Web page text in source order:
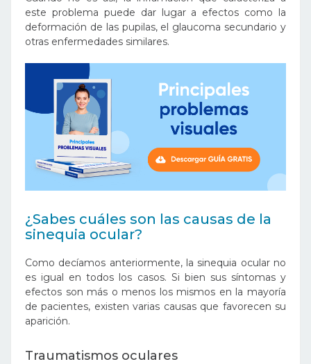
este problema puede dar lugar a efectos como la
deformación de las pupilas, el glaucoma secundario y
otras enfermedades similares.
¿Sabes cuáles son las causas de la
sinequia ocular?
Como decíamos anteriormente, la sinequia ocular no
es igual en todos los casos. Si bien sus síntomas y
efectos son más o menos los mismos en la mayoría
de pacientes, existen varias causas que favorecen su
aparición.
Traumatismos oculares